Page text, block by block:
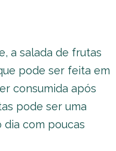
a salada de frutas
pode ser feita em
consumida após
pode ser uma
com poucas